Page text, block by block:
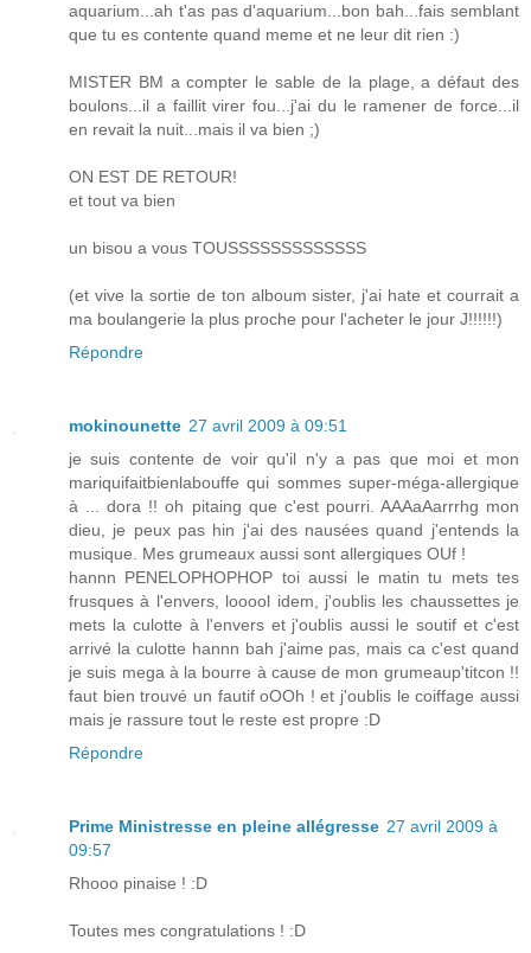
aquarium...ah t'as pas d'aquarium...bon bah...fais semblant
que tu es contente quand meme et ne leur dit rien :)
MISTER BM a compter le sable de la plage, a défaut des
boulons...il a faillit virer fou...j'ai du le ramener de force...il
en revait la nuit...mais il va bien ;)
ON EST DE RETOUR!
et tout va bien
un bisou a vous TOUSSSSSSSSSSSSS
(et vive la sortie de ton alboum sister, j'ai hate et courrait a
ma boulangerie la plus proche pour l'acheter le jour J!!!!!!)
Répondre
mokinounette 27 avril 2009 à 09:51
je suis contente de voir qu'il n'y a pas que moi et mon
mariquifaitbienlabouffe qui sommes super-méga-allergique
à ... dora !! oh pitaing que c'est pourri. AAAaAarrrhg mon
dieu, je peux pas hin j'ai des nausées quand j'entends la
musique. Mes grumeaux aussi sont allergiques OUf !
hannn PENELOPHOPHOP toi aussi le matin tu mets tes
frusques à l'envers, looool idem, j'oublis les chaussettes je
mets la culotte à l'envers et j'oublis aussi le soutif et c'est
arrivé la culotte hannn bah j'aime pas, mais ca c'est quand
je suis mega à la bourre à cause de mon grumeaup'titcon !!
faut bien trouvé un fautif oOOh ! et j'oublis le coiffage aussi
mais je rassure tout le reste est propre :D
Répondre
Prime Ministresse en pleine allégresse 27 avril 2009 à
09:57
Rhooo pinaise ! :D
Toutes mes congratulations ! :D